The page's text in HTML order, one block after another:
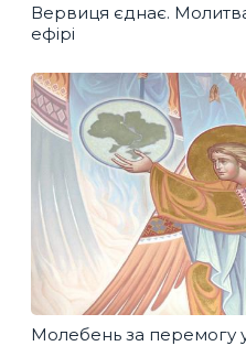
Вервиця єднає.
ефірі
Молебень за перемогу